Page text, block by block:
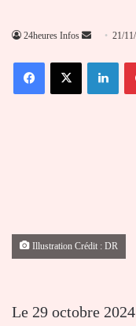
24heures Infos
Envoyer
courriel
21/
FacebookX
Illustration Crédit : DR
Le 29 octobre